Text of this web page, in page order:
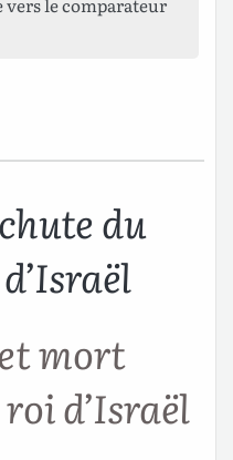
du
mort
d’Israël